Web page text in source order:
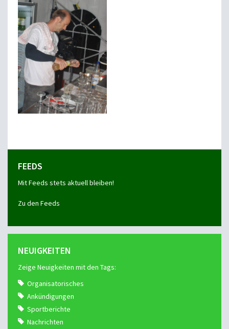
FEEDS
Mit Feeds stets aktuell bleiben!
Zu den Feeds
NEUIGKEITEN
Zeige Neuigkeiten mit den Tags:
Organisatorisches
Ankündigungen
Sportberichte
Nachrichten